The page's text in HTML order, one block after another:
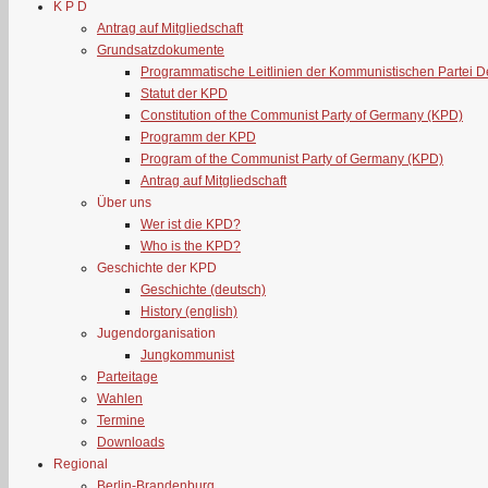
K P D
Antrag auf Mitgliedschaft
Grundsatzdokumente
Programmatische Leitlinien der Kommunistischen Partei
Statut der KPD
Constitution of the Communist Party of Germany (KPD)
Programm der KPD
Program of the Communist Party of Germany (KPD)
Antrag auf Mitgliedschaft
Über uns
Wer ist die KPD?
Who is the KPD?
Geschichte der KPD
Geschichte (deutsch)
History (english)
Jugendorganisation
Jungkommunist
Parteitage
Wahlen
Termine
Downloads
Regional